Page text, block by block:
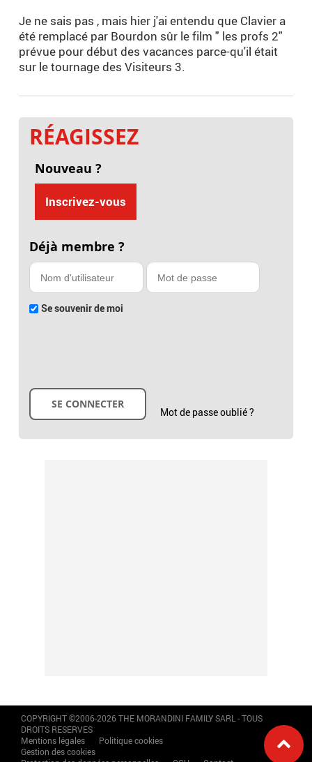
Je ne sais pas , mais hier j'ai entendu que Clavier a
été remplacé par Bourdon sûr le film " les profs 2"
prévue pour début des vacances parce-qu'il était
sur le tournage des Visiteurs 3.
RÉAGISSEZ
Nouveau ?
Inscrivez-vous
Déjà membre ?
Se souvenir de moi
Mot de passe oublié ?
COPYRIGHT ©2006-2026 THE MORANDINI FAMILY SARL - TOUS
DROITS RESERVES
Mentions légales
Politique cookies
Gestion des cookies